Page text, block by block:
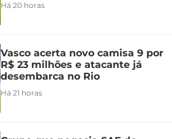
Há 20 horas
Vasco acerta novo camisa 9 por
R$ 23 milhões e atacante já
desembarca no Rio
Há 21 horas